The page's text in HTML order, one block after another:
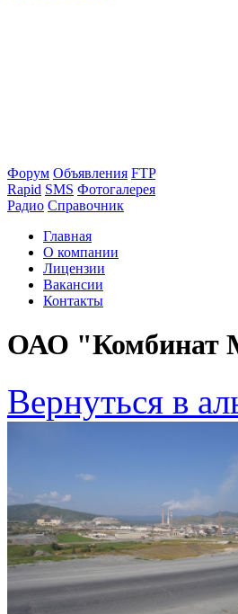
Форум Объявления FTP
Rapid SMS Фотогалерея
Радио Справочник
Главная
О компании
Лицензии
Вакансии
Контакты
ОАО "Комбинат
Вернуться в